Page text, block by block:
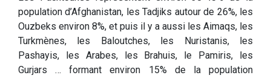
population d’Afghanistan, les Tadjiks autour de 26%, les
Ouzbeks environ 8%, et puis il y a aussi les Aimaqs, les
Turkmènes, les Baloutches, les Nuristanis, les
Pashayis, les Arabes, les Brahuis, le Pamiris, les
Gurjars … formant environ 15% de la population